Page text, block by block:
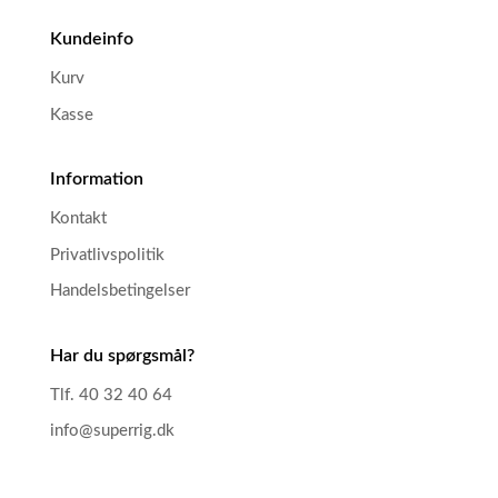
Kundeinfo
Kurv
Kasse
Information
Kontakt
Privatlivspolitik
Handelsbetingelser
Har du spørgsmål?
Tlf. 40 32 40 64
info@superrig.dk